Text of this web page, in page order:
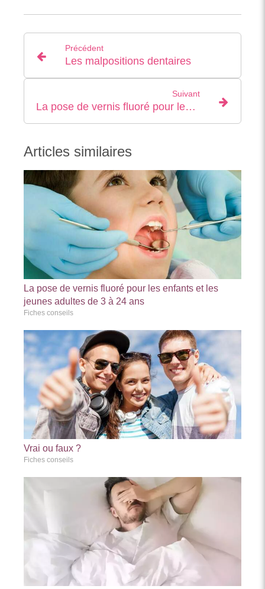
Précédent
Les malpositions dentaires
Suivant
La pose de vernis fluoré pour les enfants et les jeunes adultes de 3 à 24 ans
Articles similaires
La pose de vernis fluoré pour les enfants et les
jeunes adultes de 3 à 24 ans
Fiches conseils
Vrai ou faux ?
Fiches conseils